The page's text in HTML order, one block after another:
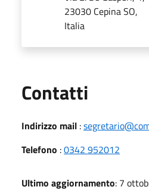
23030 Cepina SO,
Italia
Contatti
Indirizzo mail :
Telefono :0342 952012
Ultimo aggiornamento: 7